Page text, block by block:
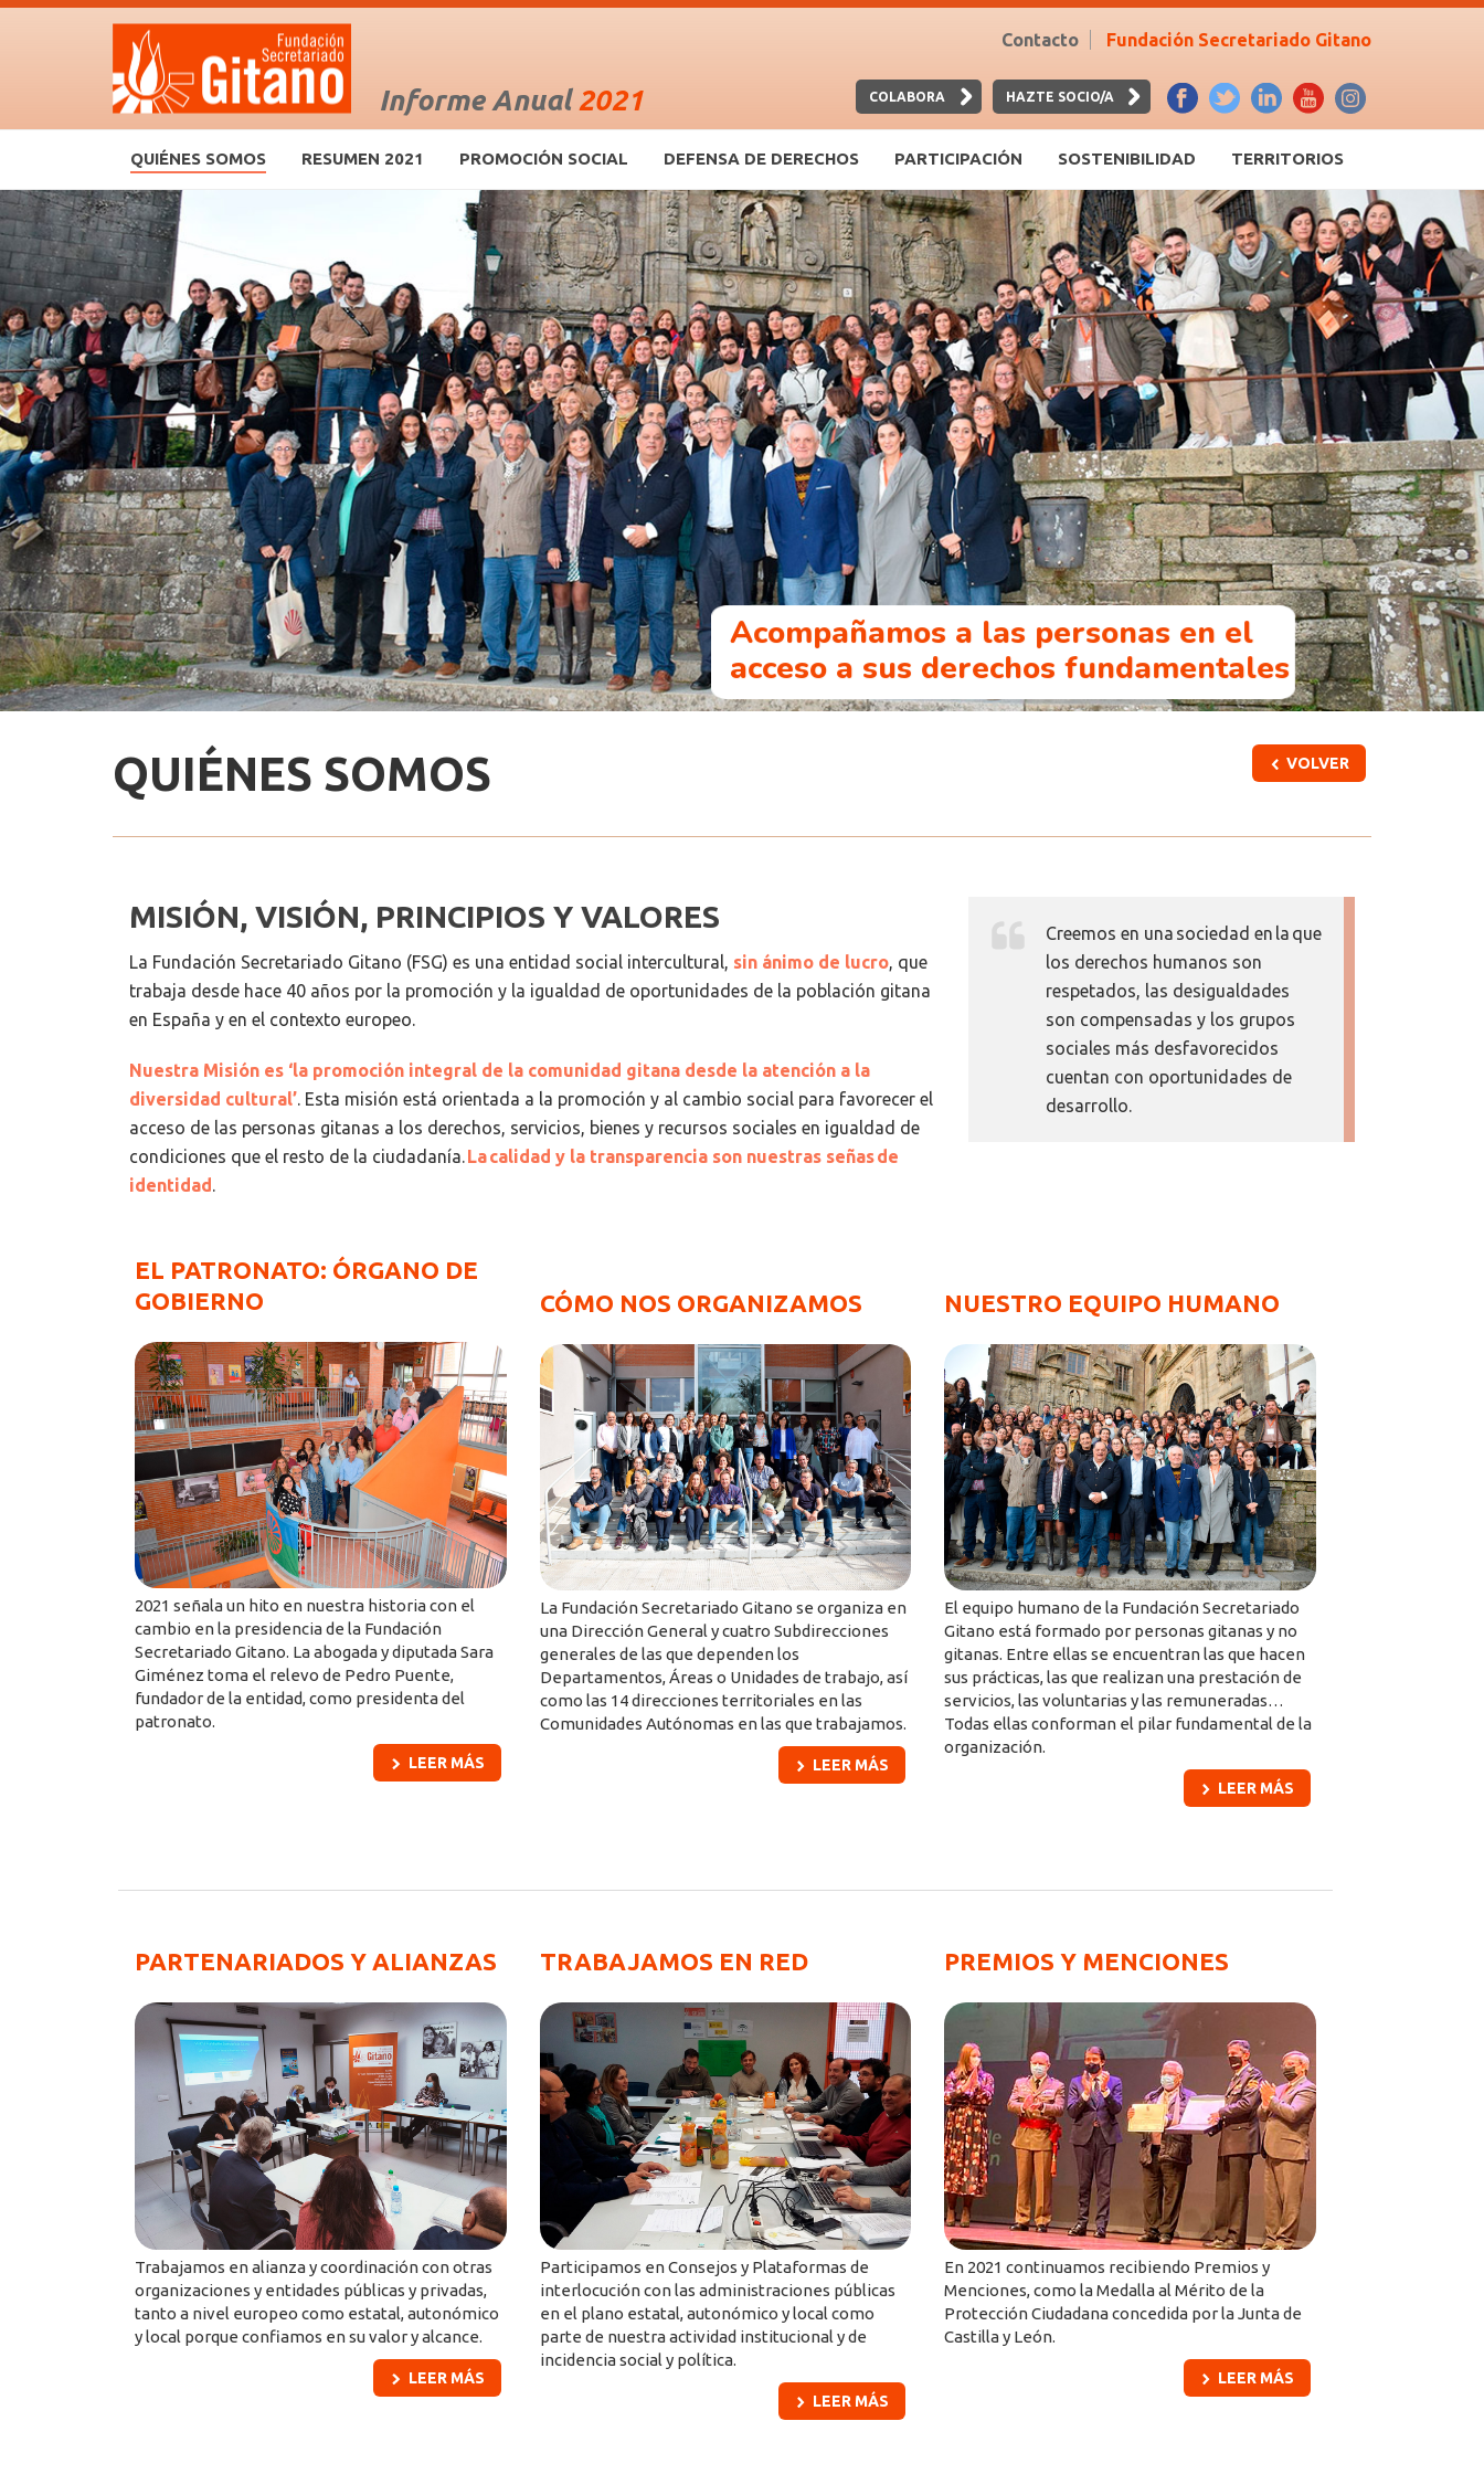
Informe Anual 2021
Contacto Fundación Secretariado Gitano
COLABORA HAZTE SOCIO/A
QUIÉNES SOMOS RESUMEN 2021 PROMOCIÓN SOCIAL DEFENSA DE DERECHOS PARTICIPACIÓN SOSTENIBILIDAD TERRITORIOS
Acompañamos a las personas en el
acceso a sus derechos fundamentales
VOLVER
QUIÉNES SOMOS
MISIÓN, VISIÓN, PRINCIPIOS Y VALORES
La Fundación Secretariado Gitano (FSG) es una entidad social intercultural, sin ánimo de lucro, que
trabaja desde hace 40 años por la promoción y la igualdad de oportunidades de la población gitana
en España y en el contexto europeo.
Nuestra Misión es ‘la promoción integral de la comunidad gitana desde la atención a la
diversidad cultural’. Esta misión está orientada a la promoción y al cambio social para favorecer el
acceso de las personas gitanas a los derechos, servicios, bienes y recursos sociales en igualdad de
condiciones que el resto de la ciudadanía.La calidad y la transparencia son nuestras señas de
identidad.
Creemos en una sociedad en la que
los derechos humanos son
respetados, las desigualdades
son compensadas y los grupos
sociales más desfavorecidos
cuentan con oportunidades de
desarrollo.
EL PATRONATO: ÓRGANO DE
GOBIERNO
2021 señala un hito en nuestra historia con el
cambio en la presidencia de la Fundación
Secretariado Gitano. La abogada y diputada Sara
Giménez toma el relevo de Pedro Puente,
fundador de la entidad, como presidenta del
patronato.
LEER MÁS
CÓMO NOS ORGANIZAMOS
La Fundación Secretariado Gitano se organiza en
una Dirección General y cuatro Subdirecciones
generales de las que dependen los
Departamentos, Áreas o Unidades de trabajo, así
como las 14 direcciones territoriales en las
Comunidades Autónomas en las que trabajamos.
LEER MÁS
NUESTRO EQUIPO HUMANO
El equipo humano de la Fundación Secretariado
Gitano está formado por personas gitanas y no
gitanas. Entre ellas se encuentran las que hacen
sus prácticas, las que realizan una prestación de
servicios, las voluntarias y las remuneradas…
Todas ellas conforman el pilar fundamental de la
organización.
LEER MÁS
PARTENARIADOS Y ALIANZAS
Trabajamos en alianza y coordinación con otras
organizaciones y entidades públicas y privadas,
tanto a nivel europeo como estatal, autonómico
y local porque confiamos en su valor y alcance.
LEER MÁS
TRABAJAMOS EN RED
Participamos en Consejos y Plataformas de
interlocución con las administraciones públicas
en el plano estatal, autonómico y local como
parte de nuestra actividad institucional y de
incidencia social y política.
LEER MÁS
PREMIOS Y MENCIONES
En 2021 continuamos recibiendo Premios y
Menciones, como la Medalla al Mérito de la
Protección Ciudadana concedida por la Junta de
Castilla y León.
LEER MÁS